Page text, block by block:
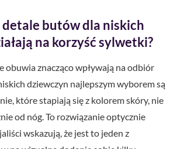
butów dla niskich
na korzyść sylwetki?
obuwia znacząco wpływają na odbiór
dziewczyn najlepszym wyborem są
które stapiają się z kolorem skóry, nie
od nóg. To rozwiązanie optycznie
wskazują, że jest to jeden z